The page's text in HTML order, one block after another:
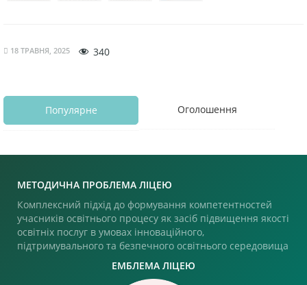
18 ТРАВНЯ, 2025 340
Популярне Оголошення
МЕТОДИЧНА ПРОБЛЕМА ЛІЦЕЮ
Комплексний підхід до формування компетентностей
учасників освітнього процесу як засіб підвищення якості
освітніх послуг в умовах інноваційного,
підтримувального та безпечного освітнього середовища
ЕМБЛЕМА ЛІЦЕЮ